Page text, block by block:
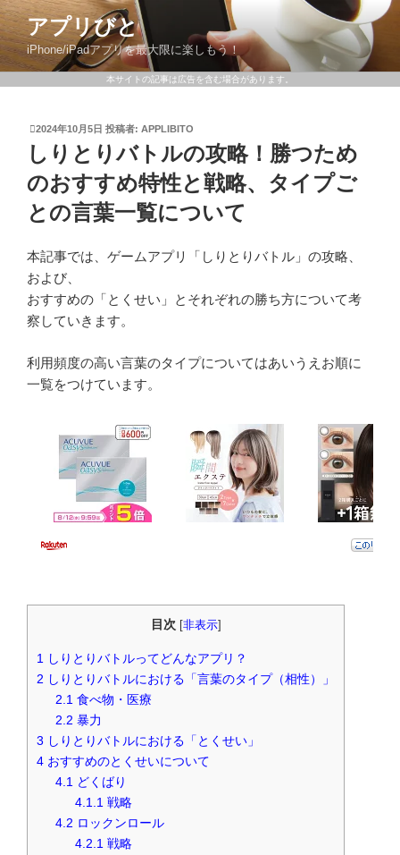
アプリびと
iPhone/iPadアプリを最大限に楽しもう！
本サイトの記事は広告を含む場合があります。
2024年10月5日 投稿者: APPLIBITO
しりとりバトルの攻略！勝つため
のおすすめ特性と戦略、タイプご
との言葉一覧について
本記事では、ゲームアプリ「しりとりバトル」の攻略、
および、
おすすめの「とくせい」とそれぞれの勝ち方について考
察していきます。
利用頻度の高い言葉のタイプについてはあいうえお順に
一覧をつけています。
目次 [非表示]
1
しりとりバトルってどんなアプリ？
2 しりとりバトルにおける「言葉のタイプ（相性）」
2.1 食べ物・医療
2.2 暴力
3 しりとりバトルにおける「とくせい」
4 おすすめのとくせいについて
4.1 どくばり
4.1.1 戦略
4.2 ロックンロール
4.2.1 戦略